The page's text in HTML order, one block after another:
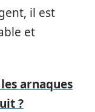
il est
et
arnaques
?